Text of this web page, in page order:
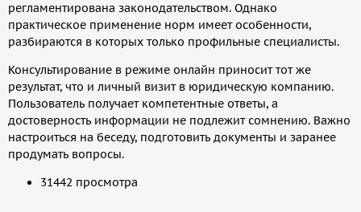
регламентирована законодательством. Однако
практическое применение норм имеет особенности,
разбираются в которых только профильные специалисты.
Консультирование в режиме онлайн приносит тот же
результат, что и личный визит в юридическую компанию.
Пользователь получает компетентные ответы, а
достоверность информации не подлежит сомнению. Важно
настроиться на беседу, подготовить документы и заранее
продумать вопросы.
31442 просмотра